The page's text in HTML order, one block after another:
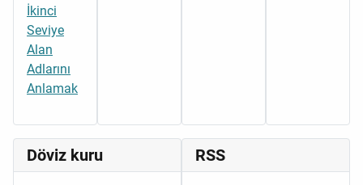
İkinci
Seviye
Alan
Adlarını
Anlamak
Döviz kuru RSS